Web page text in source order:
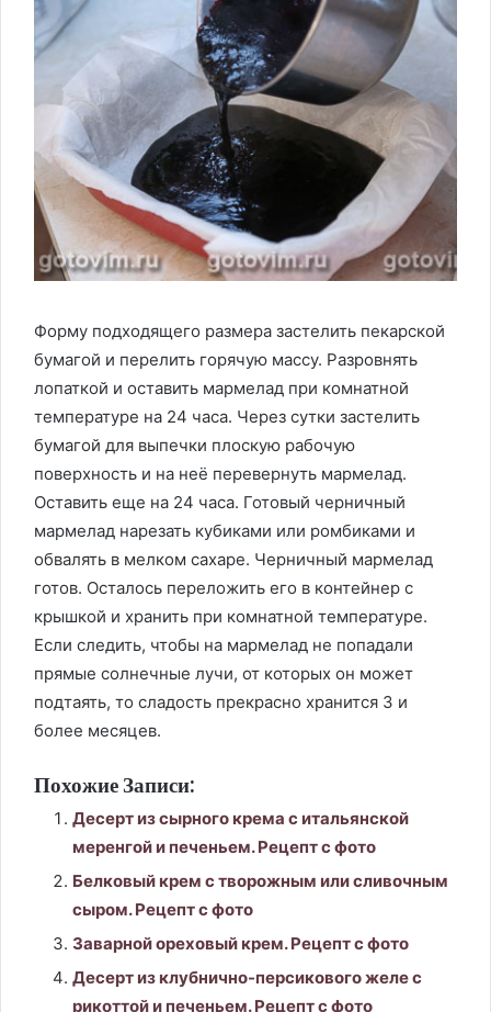
Форму подходящего размера застелить пекарской
бумагой и перелить горячую массу. Разровнять
лопаткой и оставить мармелад при комнатной
температуре на 24 часа. Через сутки застелить
бумагой для выпечки плоскую рабочую
поверхность и на неё перевернуть мармелад.
Оставить еще на 24 часа. Готовый черничный
мармелад нарезать кубиками или ромбиками и
обвалять в мелком сахаре. Черничный мармелад
готов. Осталось переложить его в контейнер с
крышкой и хранить при комнатной температуре.
Если следить, чтобы на мармелад не попадали
прямые солнечные лучи, от которых он может
подтаять, то сладость прекрасно хранится 3 и
более месяцев.
Похожие Записи:
Десерт из сырного крема с итальянской
меренгой и печеньем. Рецепт с фото
Белковый крем с творожным или сливочным
сыром. Рецепт с фото
Заварной ореховый крем. Рецепт с фото
Десерт из клубнично-персикового желе с
рикоттой и печеньем. Рецепт с фото